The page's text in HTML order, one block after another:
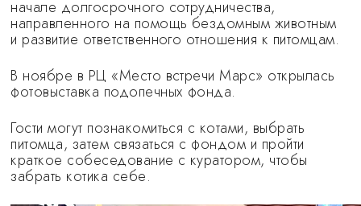
начале долгосрочного сотрудничества,
направленного на помощь бездомным животным
и развитие ответственного отношения к питомцам.
В ноябре в РЦ «Место встречи Марс» открылась
фотовыставка подопечных фонда.
Гости могут познакомиться с котами, выбрать
питомца, затем связаться с фондом и пройти
краткое собеседование с куратором, чтобы
забрать котика себе.